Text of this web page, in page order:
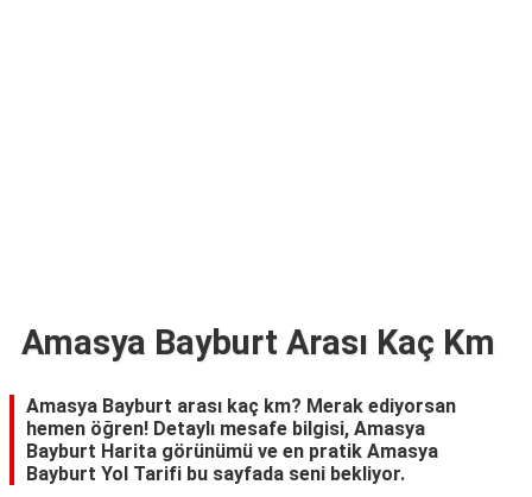
Amasya Bayburt Arası Kaç Km
Amasya Bayburt arası kaç km? Merak ediyorsan
hemen öğren! Detaylı mesafe bilgisi, Amasya
Bayburt Harita görünümü ve en pratik Amasya
Bayburt Yol Tarifi bu sayfada seni bekliyor.